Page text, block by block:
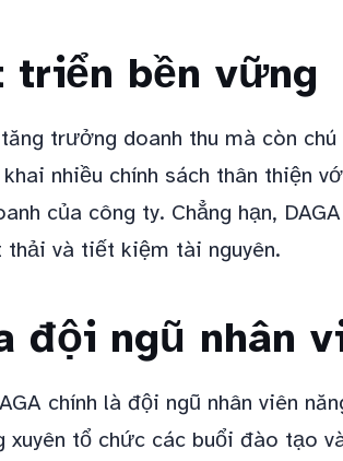
bền vững
trưởng doanh thu mà còn
nhiều chính sách thân thiện
của công ty. Chẳng hạn,
thải và tiết kiệm tài nguyên.
đội ngũ nhân
chính là đội ngũ nhân viên
xuyên tổ chức các buổi đào tạo